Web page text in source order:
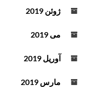
ژوئن 2019
می 2019
آوریل 2019
مارس 2019